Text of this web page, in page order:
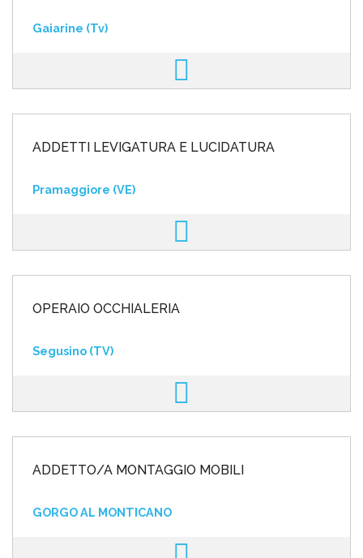
Gaiarine (Tv)
ADDETTI LEVIGATURA E LUCIDATURA
Pramaggiore (VE)
OPERAIO OCCHIALERIA
Segusino (TV)
ADDETTO/A MONTAGGIO MOBILI
GORGO AL MONTICANO